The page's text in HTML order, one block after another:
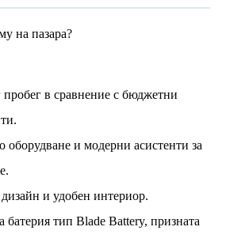
на пазара?
в сравнение с бюджетни
оборудване и модерни асистенти за
и удобен интериор.
батерия тип Blade Battery, призната